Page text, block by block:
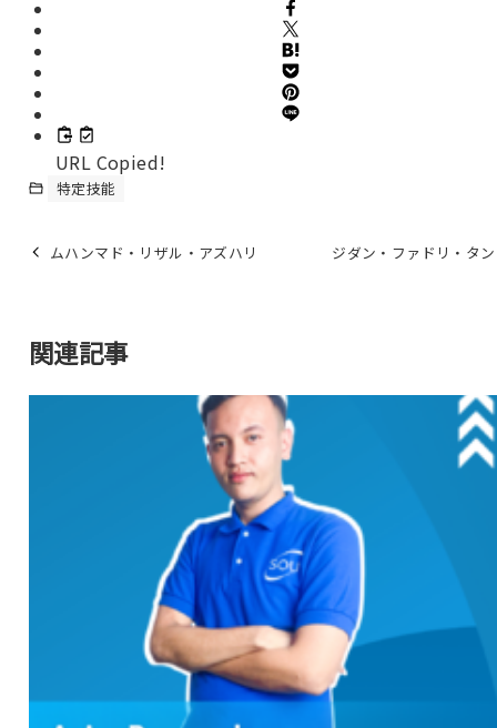
URL Copied!
特定技能
ムハンマド・リザル・アズハリ ジダン・ファドリ・タ
関連記事